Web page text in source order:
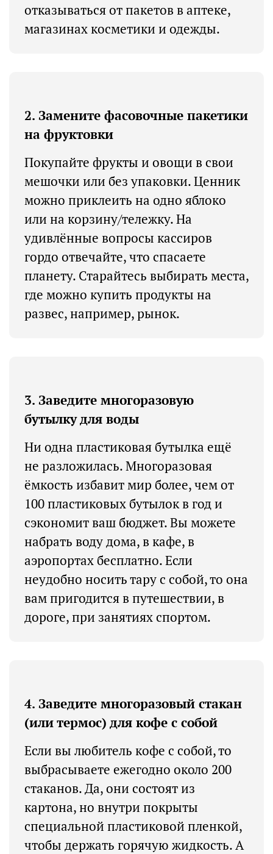
отказываться от пакетов в аптеке,
магазинах косметики и одежды.
2. Замените фасовочные пакетики
на фруктовки
Покупайте фрукты и овощи в свои
мешочки или без упаковки. Ценник
можно приклеить на одно яблоко
или на корзину/тележку. На
удивлённые вопросы кассиров
гордо отвечайте, что спасаете
планету. Старайтесь выбирать места,
где можно купить продукты на
развес, например, рынок.
3. Заведите многоразовую
бутылку для воды
Ни одна пластиковая бутылка ещё
не разложилась. Многоразовая
ёмкость избавит мир более, чем от
100 пластиковых бутылок в год и
сэкономит ваш бюджет. Вы можете
набрать воду дома, в кафе, в
аэропортах бесплатно. Если
неудобно носить тару с собой, то она
вам пригодится в путешествии, в
дороге, при занятиях спортом.
4. Заведите многоразовый стакан
(или термос) для кофе с собой
Если вы любитель кофе с собой, то
выбрасываете ежегодно около 200
стаканов. Да, они состоят из
картона, но внутри покрыты
специальной пластиковой пленкой,
чтобы держать горячую жидкость. А